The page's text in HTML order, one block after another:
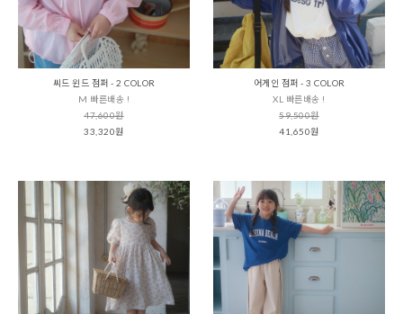
씨드 윈드 점퍼 - 2 COLOR
M 빠른배송 !
47,600원
33,320원
어게인 점퍼 - 3 COLOR
XL 빠른배송 !
59,500원
41,650원